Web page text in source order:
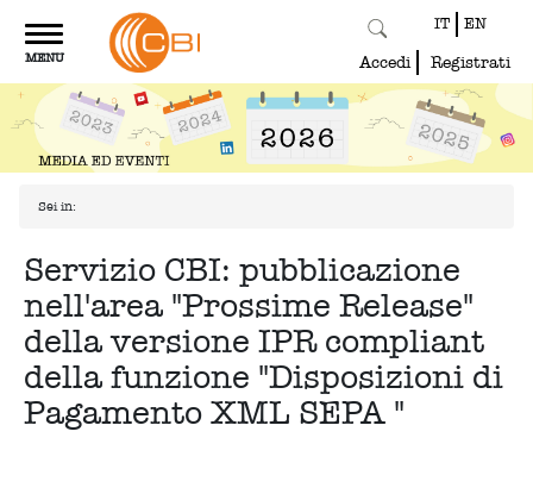
Toggle
navigation
MENU
IT EN
Accedi Registrati
Sei in:
Servizio CBI: pubblicazione
nell'area "Prossime Release"
della versione IPR compliant
della funzione "Disposizioni di
Pagamento XML SEPA "